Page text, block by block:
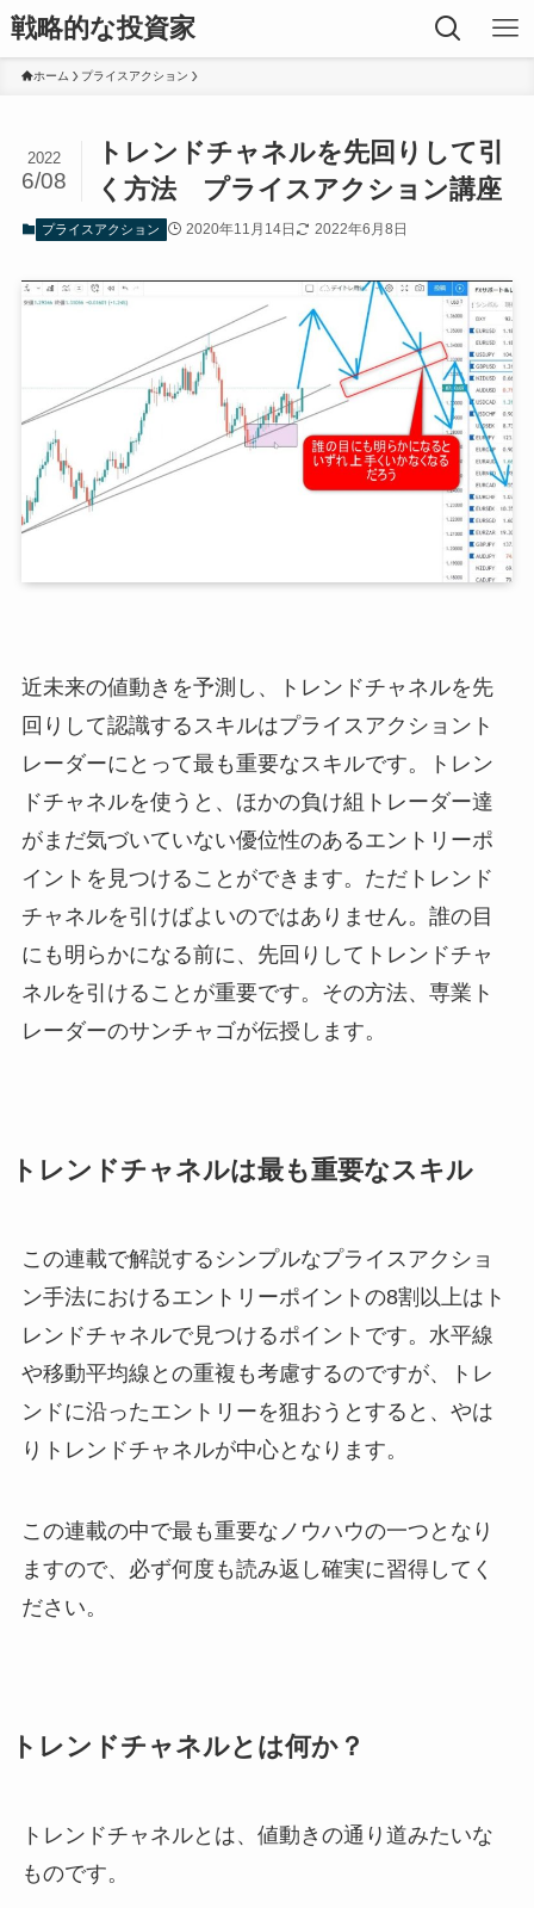
戦略的な投資家
ホーム プライスアクション
トレンドチャネルを先回りして引
く方法 プライスアクション講座
2022
6/08
プライスアクション 2020年11月14日 2022年6月8日
近未来の値動きを予測し、トレンドチャネルを先
回りして認識するスキルはプライスアクショント
レーダーにとって最も重要なスキルです。トレン
ドチャネルを使うと、ほかの負け組トレーダー達
がまだ気づいていない優位性のあるエントリーポ
イントを見つけることができます。ただトレンド
チャネルを引けばよいのではありません。誰の目
にも明らかになる前に、先回りしてトレンドチャ
ネルを引けることが重要です。その方法、専業ト
レーダーのサンチャゴが伝授します。
トレンドチャネルは最も重要なスキル
この連載で解説するシンプルなプライスアクショ
ン手法におけるエントリーポイントの8割以上はト
レンドチャネルで見つけるポイントです。水平線
や移動平均線との重複も考慮するのですが、トレ
ンドに沿ったエントリーを狙おうとすると、やは
りトレンドチャネルが中心となります。
この連載の中で最も重要なノウハウの一つとなり
ますので、必ず何度も読み返し確実に習得してく
ださい。
トレンドチャネルとは何か？
トレンドチャネルとは、値動きの通り道みたいな
ものです。